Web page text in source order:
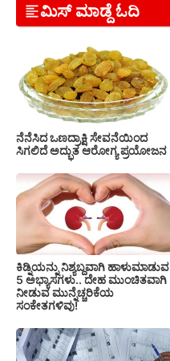
ಮಿಸ್ ಮಾಡ್ದೆ ಓದಿ
ನೆನೆಸಿದ ಒಣದ್ರಾಕ್ಷಿ ಸೇವನೆಯಿಂದ
ಸಿಗಲಿದೆ ಅದ್ಭುತ ಆರೋಗ್ಯ ಪ್ರಯೋಜನ
ಕಿಡ್ನಿಯನ್ನು ನಿಶ್ಯಬ್ದವಾಗಿ ಹಾಳುಮಾಡುವ
5 ಅಭ್ಯಾಸಗಳು.. ದೇಹ ಮುಂಚಿತವಾಗಿ
ನೀಡುವ ಮುನ್ನೆಚ್ಚರಿಕೆಯ
ಸಂಕೇತಗಳಿವು!